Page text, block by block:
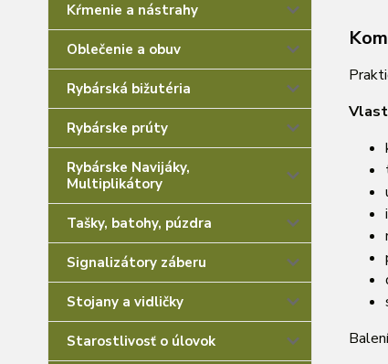
Kŕmenie a nástrahy
Oblečenie a obuv
Rybárská bižutéria
Rybárske prúty
Rybárske Navijáky,
Multiplikátory
Tašky, batohy, púzdra
Signalizátory záberu
Stojany a vidličky
Starostlivosť o úlovok